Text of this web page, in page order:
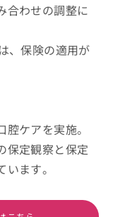
合わせの調整に
、保険の適用が
ケアを実施。
保定観察と保定
ます。